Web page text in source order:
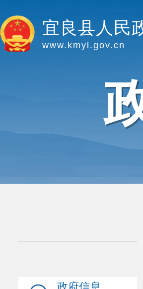
宜良县人民
www.kmyl.gov.cn